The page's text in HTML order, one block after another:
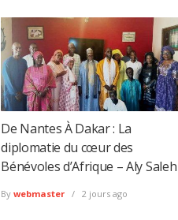
De Nantes À Dakar : La
diplomatie du cœur des
Bénévoles d’Afrique – Aly Saleh
Bywebmaster 2 jours ago